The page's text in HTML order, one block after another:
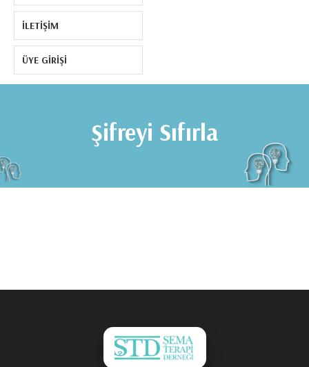
İLETIŞIM
ÜYE GIRIŞI
Şifreyi Sıfırla